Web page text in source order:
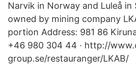
Narvik in Norway and Luleå in
owned by mining company
portion Address: 981 86
+46 980 304 44 · http://
group.se/restauranger/LKAB/